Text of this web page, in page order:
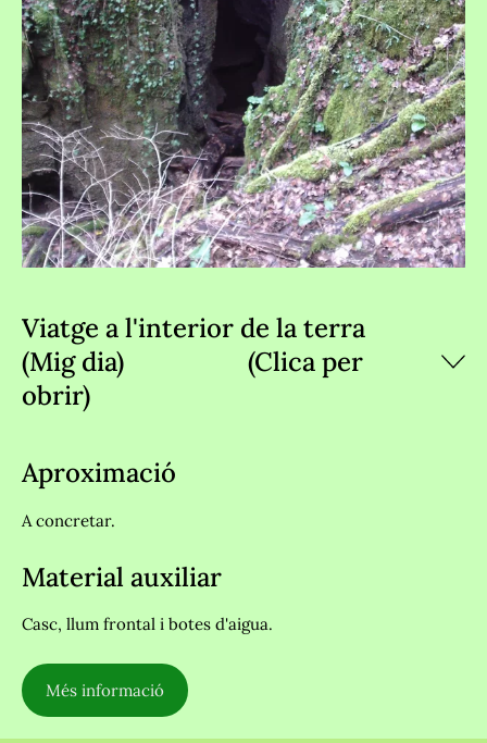
Viatge a l'interior de la terra
(Mig dia) (Clica per
obrir)
Aproximació
A concretar.
Material auxiliar
Casc, llum frontal i botes d'aigua.
Més informació